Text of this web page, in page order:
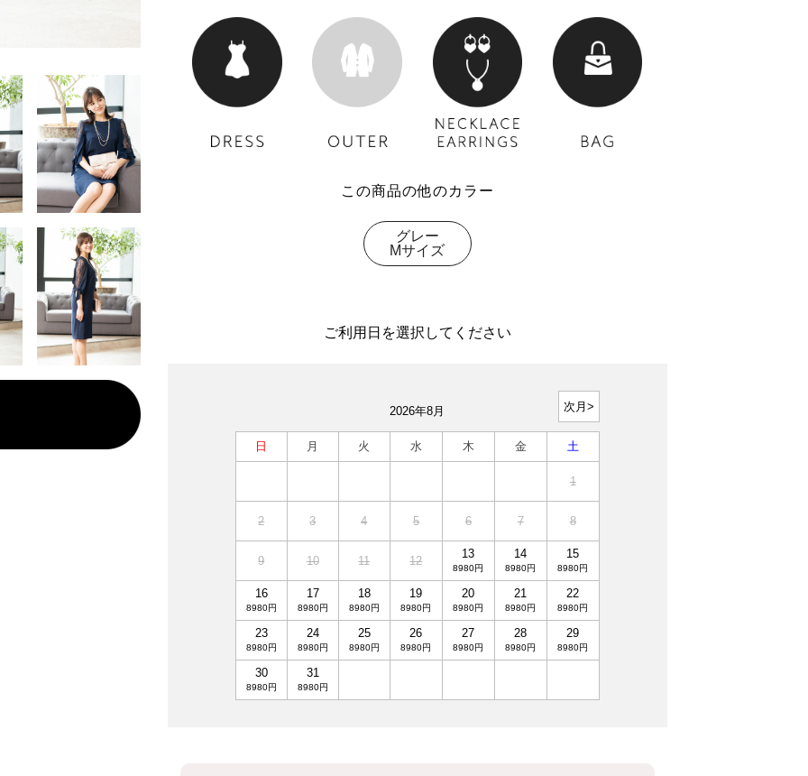
この商品の他のカラー
グレー
Mサイズ
ご利用日を選択してください
2026年8月
日 月 火 水 木 金 土
1
2 3 4 5 6 7 8
9 10 11 12
13
8980円
14
8980円
15
8980円
16
8980円
17
8980円
18
8980円
19
8980円
20
8980円
21
8980円
22
8980円
23
8980円
24
8980円
25
8980円
26
8980円
27
8980円
28
8980円
29
8980円
30
8980円
31
8980円